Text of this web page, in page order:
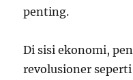
penting.
Di sisi ekonomi,
revolusioner